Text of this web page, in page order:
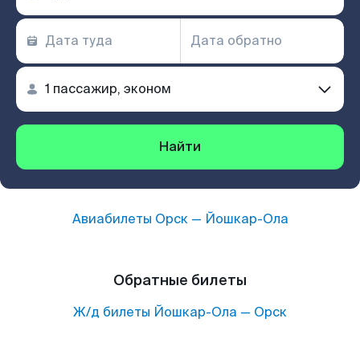
Найти
Авиабилеты Орск— Йошкар-Ола
Обратные билеты
Ж/д билеты Йошкар-Ола — Орск